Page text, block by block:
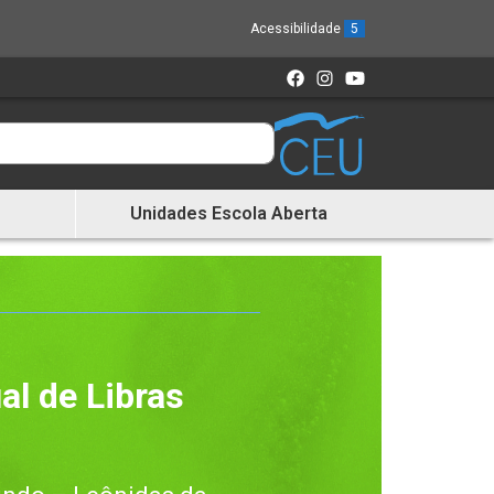
Acessibilidade 5
Unidades Escola Aberta
de Libras